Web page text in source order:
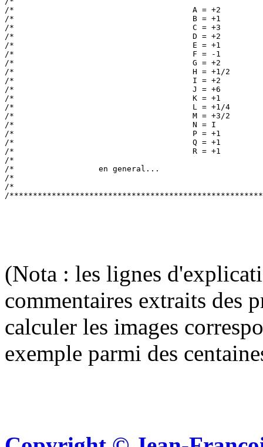
/*                                      A = +2
/*                                      B = +1
/*                                      C = +3
/*                                      D = +2
/*                                      E = +1
/*                                      F = -1
/*                                      G = +2
/*                                      H = +1/2
/*                                      I = +2
/*                                      J = +6
/*                                      K = +1
/*                                      L = +1/4
/*                                      M = +3/2
/*                                      N = I
/*                                      P = +1
/*                                      Q = +1
/*                                      R = +1
/*
/*                  en general...
/*
/*
(Nota : les lignes
commentaires extraits des
calculer les images
exemple parmi des